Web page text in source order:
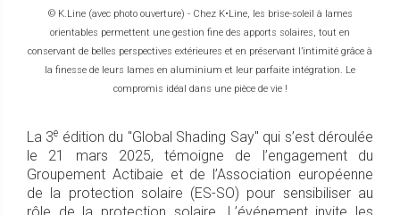
© K.Line (avec photo ouverture) - Chez K•Line, les brise-soleil à lames
orientables permettent une gestion fine des apports solaires, tout en
conservant de belles perspectives extérieures et en préservant l’intimité grâce à
la finesse de leurs lames en aluminium et leur parfaite intégration. Le
compromis idéal dans une pièce de vie !
La 3e édition du "Global Shading Say" qui s’est déroulée
le 21 mars 2025, témoigne de l’engagement du
Groupement Actibaie et de l’Association européenne
de la protection solaire (ES-SO) pour sensibiliser au